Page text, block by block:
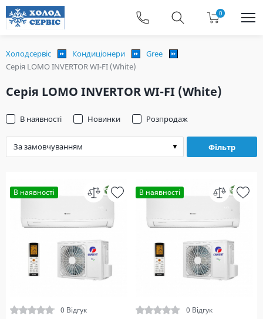
0
Холодсервіс Кондиціонери
Gree
Серія LOMO INVERTOR WI-FI (White)
Серія LOMO INVERTOR WI-FI (White)
Фільтр
В наявності Новинки Розпродаж
В наявності
0 Відгук
В наявності
0 Відгук